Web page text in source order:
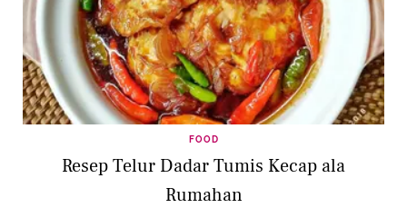
FOOD
Resep Telur Dadar Tumis Kecap ala
Rumahan